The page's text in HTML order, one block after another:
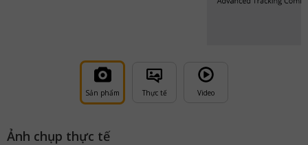
Sản phẩm Thực tế Video
Ảnh chụp thực tế